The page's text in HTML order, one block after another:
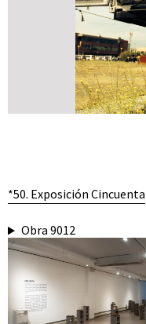
*50. Exposición Cincuenta
Obra 9012